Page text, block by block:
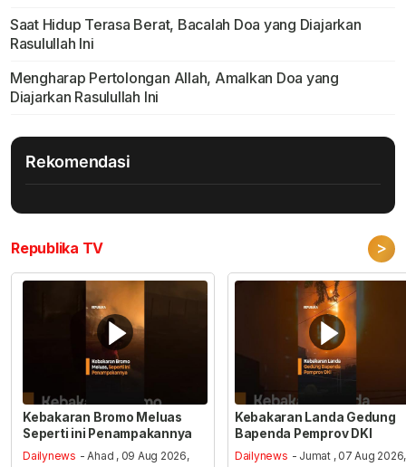
Saat Hidup Terasa Berat, Bacalah Doa yang Diajarkan
Rasulullah Ini
Mengharap Pertolongan Allah, Amalkan Doa yang
Diajarkan Rasulullah Ini
Rekomendasi
Republika TV >
Kebakaran Bromo Meluas
Seperti ini Penampakannya
Dailynews - Ahad , 09 Aug 2026,
Kebakaran Landa Gedung
Bapenda Pemprov DKI
Dailynews - Jumat , 07 Aug 2026,